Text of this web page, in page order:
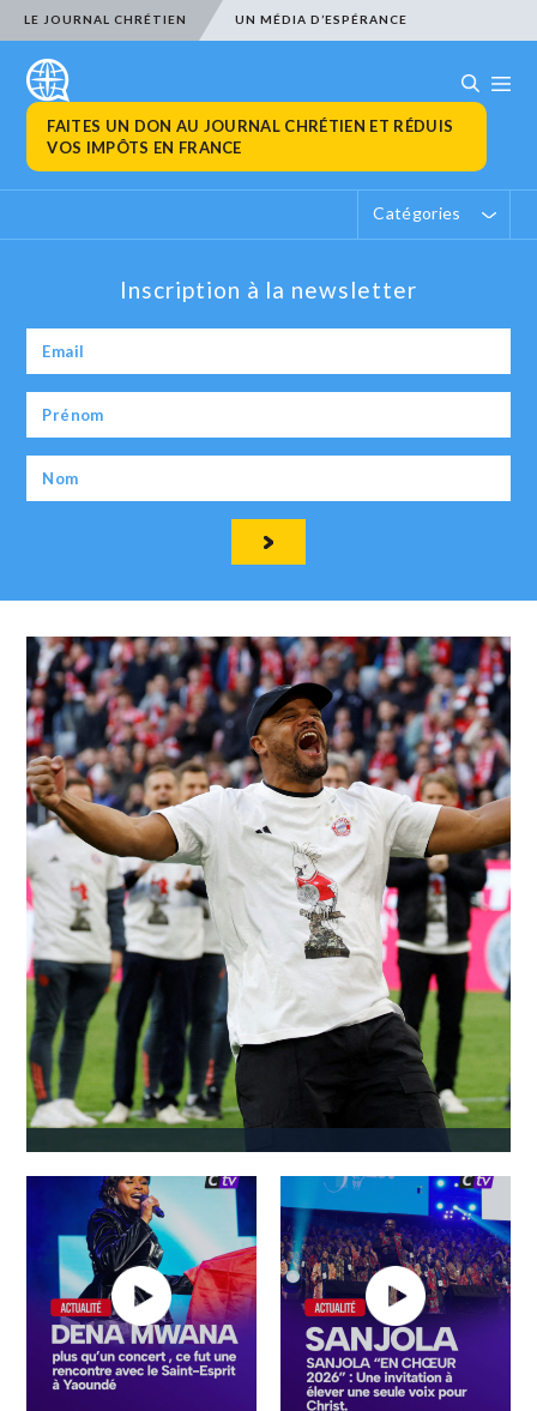
LE JOURNAL CHRÉTIEN UN MÉDIA D’ESPÉRANCE
FAITES UN DON AU JOURNAL CHRÉTIEN ET RÉDUIS
VOS IMPÔTS EN FRANCE
Catégories
Inscription à la newsletter